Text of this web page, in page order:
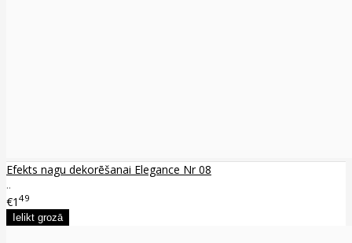
Efekts nagu dekorēšanai Elegance Nr 08
..
€1 49